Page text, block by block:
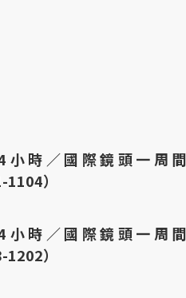
小時／國際鏡頭一周間
1104）
小時／國際鏡頭一周間
1202）